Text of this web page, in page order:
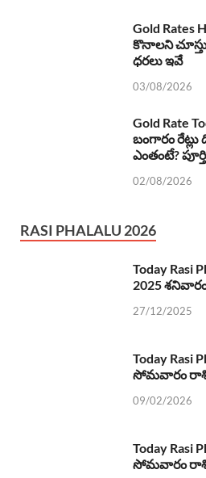
Gold Rates
కొనాలని
ధరలు ఇవే
03/08/2026
Gold Rate
బంగారం
ఎంతంటే?
02/08/2026
RASI PHALALU 2026
Today Rasi
2025
27/12/2025
Today Rasi
సోమవారం
09/02/2026
Today Rasi
సోమవారం